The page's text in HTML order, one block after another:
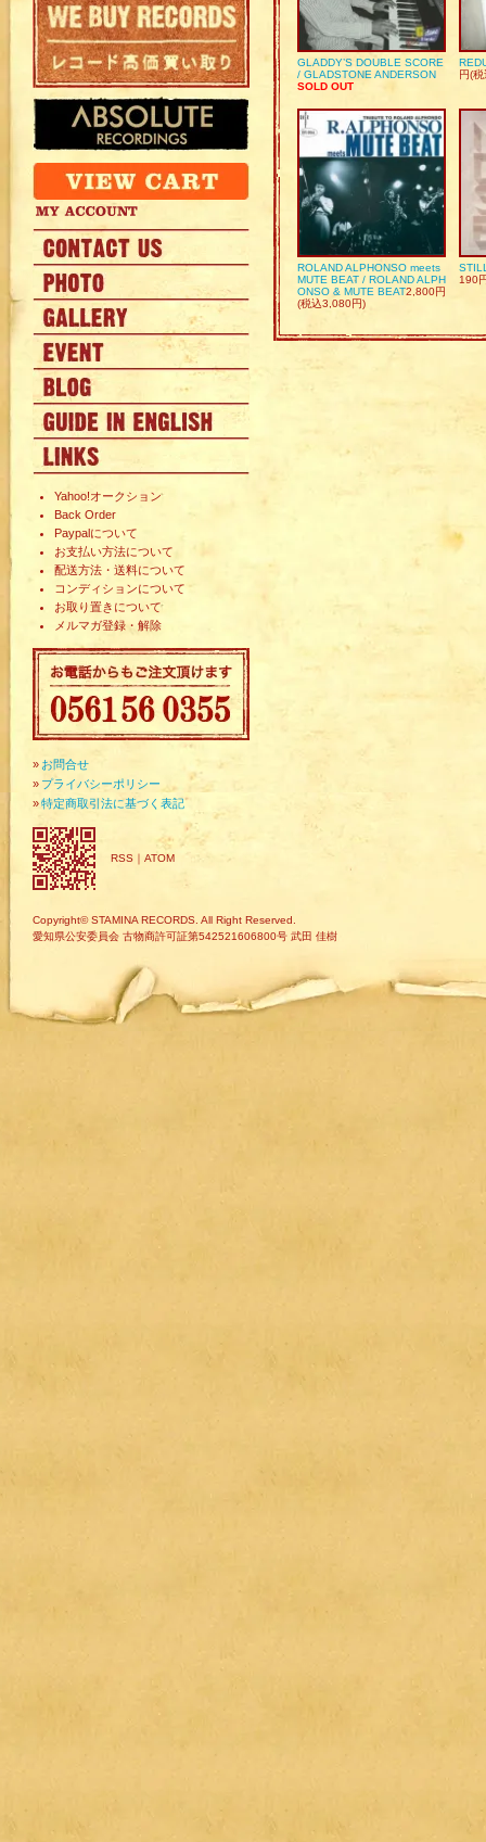
Yahoo!オークション
Back Order
Paypalについて
お支払い方法について
配送方法・送料について
コンディションについて
お取り置きについて
メルマガ登録・解除
» お問合せ
» プライバシーポリシー
»特定商取引法に基づく表記
RSS ｜ ATOM
GLADDY’S DOUBLE SCORE
/ GLADSTONE ANDERSON
SOLD OUT
円(
ROLAND ALPHONSO meets
MUTE BEAT / ROLAND ALPH
ONSO & MUTE BEAT2,800円
(税込3,080円)
190
Copyright© STAMINA RECORDS. All Right Reserved.
愛知県公安委員会 古物商許可証第542521606800号 武田 佳樹